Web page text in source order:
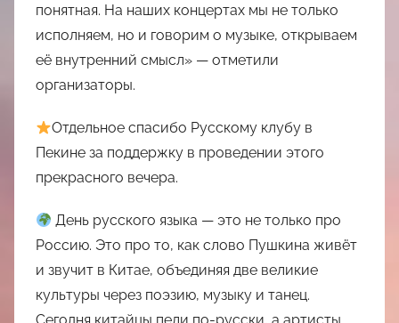
понятная. На наших концертах мы не только
исполняем, но и говорим о музыке, открываем
её внутренний смысл» — отметили
организаторы.
Отдельное спасибо Русскому клубу в
Пекине за поддержку в проведении этого
прекрасного вечера.
День русского языка — это не только про
Россию. Это про то, как слово Пушкина живёт
и звучит в Китае, объединяя две великие
культуры через поэзию, музыку и танец.